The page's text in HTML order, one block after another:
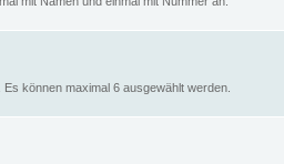
können maximal 6 ausgewählt werden.